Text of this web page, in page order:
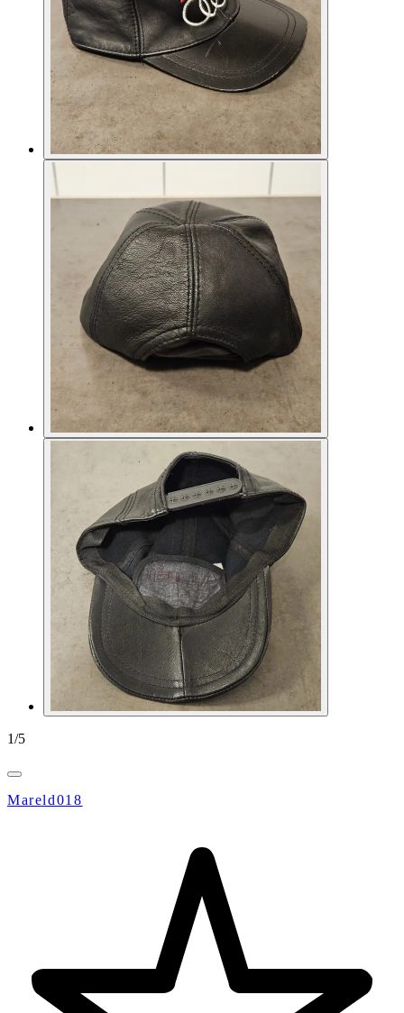
1/5
Mareld018